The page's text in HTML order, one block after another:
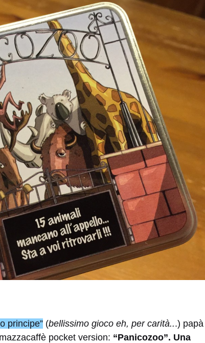
principe” (bellissimo gioco eh, per carità...) papà
pocket version: “Panicozoo”. Una